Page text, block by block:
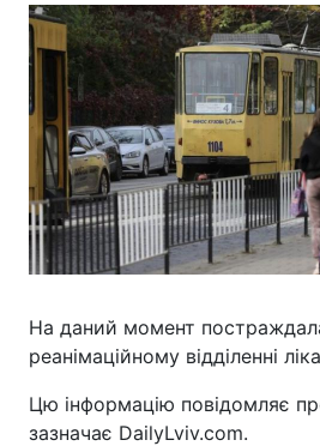
На даний момент
реанімаційному відділенні
Цю інформацію повідомляє
зазначає DailyLviv.com.